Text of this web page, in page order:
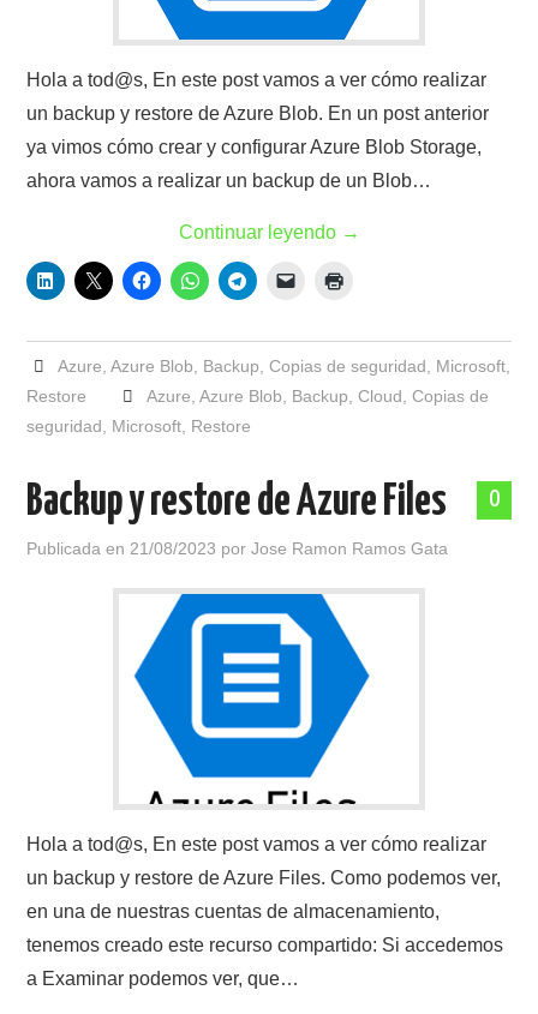
Hola a tod@s, En este post vamos a ver cómo realizar
un backup y restore de Azure Blob. En un post anterior
ya vimos cómo crear y configurar Azure Blob Storage,
ahora vamos a realizar un backup de un Blob…
Continuar leyendo →
Azure Azure Blob Backup Copias de seguridad Microsoft,
Restore
Azure Azure Blob Backup Cloud Copias de
seguridad
Microsoft Restore
0
Backup y restore de Azure Files
Publicada en 21/08/2023 porJose Ramon Ramos Gata
Hola a tod@s, En este post vamos a ver cómo realizar
un backup y restore de Azure Files. Como podemos ver,
en una de nuestras cuentas de almacenamiento,
tenemos creado este recurso compartido: Si accedemos
a Examinar podemos ver, que…